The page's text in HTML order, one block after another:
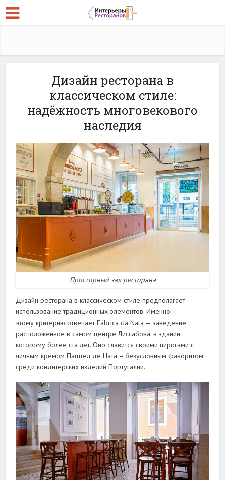
Дизайн ресторана в
классическом стиле:
надёжность многовекового
наследия
Просторный зал ресторана
Дизайн ресторана в классическом стиле предполагает
использование традиционных элементов. Именно
этому критерию отвечает Fábrica da Nata — заведение,
расположенное в самом центре Лиссабона, в здании,
которому более ста лет. Оно славится своими пирогами с
яичным кремом Паштел де Ната – безусловным фаворитом
среди кондитерских изделий Португалии.